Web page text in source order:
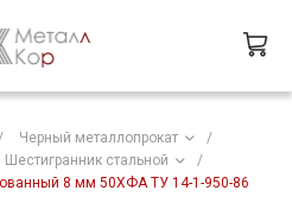
Черный металлопрокат
/
Шестигранник стальной
/
8 мм 50ХФА ТУ 14-1-950-86